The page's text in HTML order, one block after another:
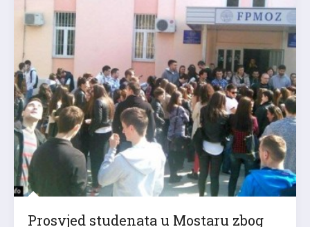
Prosvjed studenata u Mostaru zbog